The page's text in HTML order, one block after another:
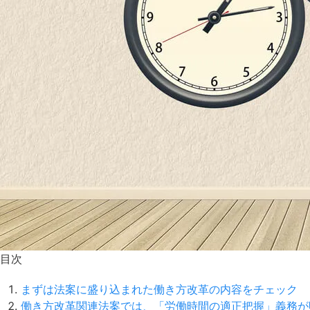
目次
まずは法案に盛り込まれた働き方改革の内容をチェック
働き方改革関連法案では、「労働時間の適正把握」義務